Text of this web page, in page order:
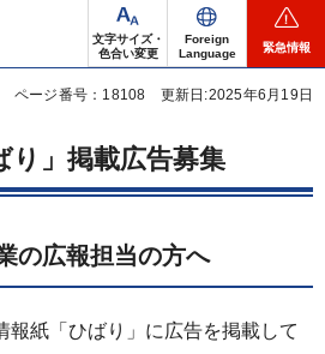
文字サイズ・
色合い変更
Foreign
Language
緊急情報
ページ番号：18108 更新日:2025年6月19日
り」掲載広告募集
の広報担当の方へ
報紙「ひばり」に広告を掲載して